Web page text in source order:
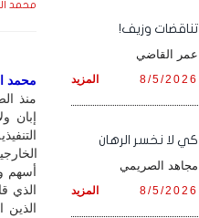
محمد
محمد
منذ
أسهم
الذي
تناقضات وزيف!
عمر القاضي
المزيد 8/5/2026
كي لا نخسر الرهان
مجاهد الصريمي
المزيد 8/5/2026